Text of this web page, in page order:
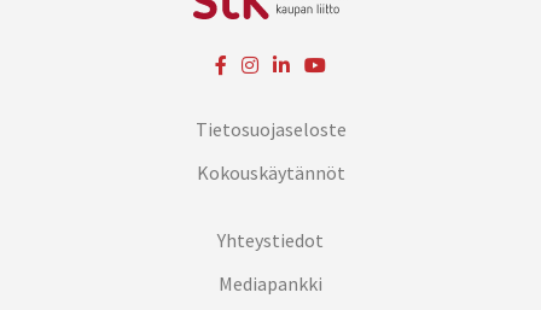
Tietosuojaseloste
Kokouskäytännöt
Yhteystiedot
Mediapankki